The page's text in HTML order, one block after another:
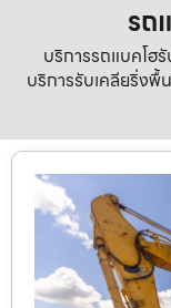
รถ
บริการรถแบคโฮ
บริการรับเคลียริ่ง